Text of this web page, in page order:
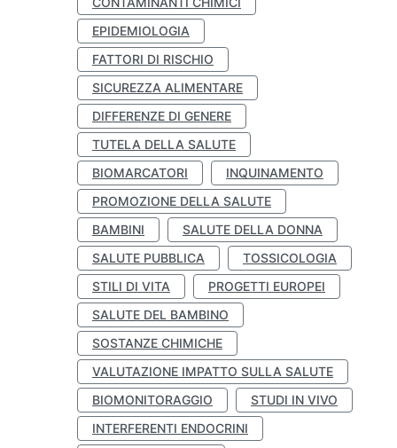
EPIDEMIOLOGIA
FATTORI DI RISCHIO
SICUREZZA ALIMENTARE
DIFFERENZE DI GENERE
TUTELA DELLA SALUTE
BIOMARCATORI
INQUINAMENTO
PROMOZIONE DELLA SALUTE
BAMBINI
SALUTE DELLA DONNA
SALUTE PUBBLICA
TOSSICOLOGIA
STILI DI VITA
PROGETTI EUROPEI
SALUTE DEL BAMBINO
SOSTANZE CHIMICHE
VALUTAZIONE IMPATTO SULLA SALUTE
BIOMONITORAGGIO
STUDI IN VIVO
INTERFERENTI ENDOCRINI